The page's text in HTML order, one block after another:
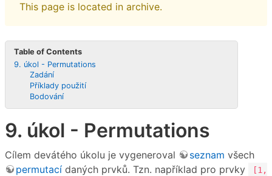
This page is located in archive.
Table of Contents
9. úkol - Permutations
Zadání
Příklady použití
Bodování
9. úkol - Permutations
Cílem devátého úkolu je vygeneroval seznam všech
permutací daných prvků. Tzn. například pro prvky
[1,